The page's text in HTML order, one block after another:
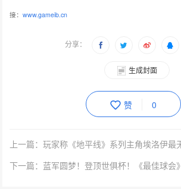
接：www.gameib.cn
分享：
生成封面
赞 0